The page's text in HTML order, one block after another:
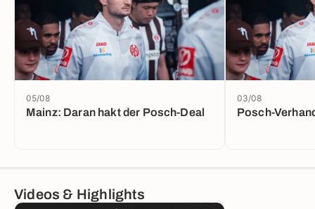
Mainz: Daran hakt der Posch-Deal
05/08
Posch-
03/08
Videos & Highlights